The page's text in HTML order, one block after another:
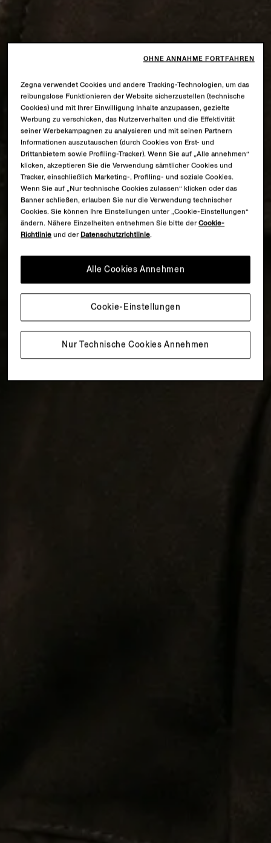
Zegna verwendet Cookies und andere Tracking-Technologien, um das
reibungslose Funktionieren der Website sicherzustellen (technische
Cookies) und mit Ihrer Einwilligung Inhalte anzupassen, gezielte
Werbung zu verschicken, das Nutzerverhalten und die Effektivität
seiner Werbekampagnen zu analysieren und mit seinen Partnern
Informationen auszutauschen (durch Cookies von Erst- und
Drittanbietern sowie Profiling-Tracker). Wenn Sie auf „Alle annehmen“
klicken, akzeptieren Sie die Verwendung sämtlicher Cookies und
Tracker, einschließlich Marketing-, Profiling- und soziale Cookies.
Wenn Sie auf „Nur technische Cookies zulassen“ klicken oder das
Banner schließen, erlauben Sie nur die Verwendung technischer
Cookies. Sie können Ihre Einstellungen unter „Cookie-Einstellungen“
ändern. Nähere Einzelheiten entnehmen Sie bitte derCookie-
Richtlinie und der Datenschutzrichtlinie.
Nur Technische Cookies Annehmen
Alle Cookies Annehmen
Cookie-Einstellungen
OHNE ANNAHME FORTFAHREN